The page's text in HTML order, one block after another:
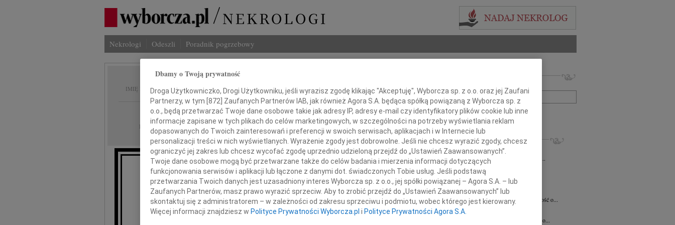
Nekrologi Odeszli Poradnik pogrzebowy
IMIĘ I NAZWISKO: Andrzej Grabowski
REGION: Kraków
DATA EMISJI: 26.11.2009
Z głębokim żalem przyjęliśmy wiadomość o śmierci
Andrzeja E. Grabowskiego
+ szukanie zaawansowane
INNE NEKROLOGI
24.07.2026Kraków
Panu Jackowi Gryzło Wiceprezesowi Areny...
Karolina Witek20.07.2026
Z głębokim smutkiem i żalem przyjęliśmy...
Joanna Słowińska 20.07.2026
Z olbrzymim smutkiem przyjęliśmy wiadomość o...
Joanna Słowińska
Z głębokim smutkiem przyjąłem wiadomość o...
Dbamy o Twoją prywatność
Droga Użytkowniczko, Drogi Użytkowniku, jeśli wyrazisz zgodę klikając "Akceptuję", Wyborcza sp. z o.o. oraz jej Zaufani
Partnerzy, w tym [ 872 ] Zaufanych Partnerów IAB, jak również Agora S.A. będąca spółką powiązaną z Wyborcza sp. z
o.o., będą przetwarzać Twoje dane osobowe takie jak adresy IP, adresy e-mail czy identyfikatory plików cookie lub inne
informacje zapisane w tych plikach do celów marketingowych, w szczególności na potrzeby wyświetlania reklam
dopasowanych do Twoich zainteresowań i preferencji w swoich serwisach, aplikacjach i w Internecie lub
personalizacji treści w nich wyświetlanych. Wyrażenie zgody jest dobrowolne. Jeśli nie chcesz wyrazić zgody, chcesz
ograniczyć jej zakres lub chcesz wycofać zgodę uprzednio udzieloną przejdź do „Ustawień Zaawansowanych”.
Twoje dane osobowe mogą być przetwarzane także do celów badania i mierzenia informacji dotyczących
funkcjonowania serwisów i aplikacji lub łączone z danymi dot. świadczonych Tobie usług. Jeśli podstawą
przetwarzania Twoich danych jest uzasadniony interes Wyborcza sp. z o.o., jej spółki powiązanej – Agora S.A. – lub
Zaufanych Partnerów, masz prawo wyrazić sprzeciw. Aby to zrobić przejdź do „Ustawień Zaawansowanych” lub
skontaktuj się z administratorem – w zależności od zakresu sprzeciwu i podmiotu, wobec którego jest kierowany.
Więcej informacji znajdziesz w Polityce Prywatności Wyborcza.pl i Polityce Prywatności Agora S.A.